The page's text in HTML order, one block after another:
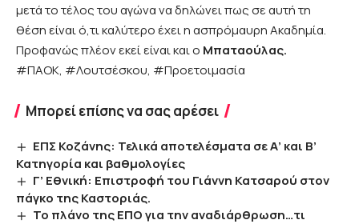
μετά το τέλος του αγώνα να δηλώνει πως σε αυτή τη
θέση είναι ό,τι καλύτερο έχει η ασπρόμαυρη Ακαδημία.
Προφανώς πλέον εκεί είναι και ο Μπαταούλας.
#ΠΑΟΚ, #Λουτσέσκου, #Προετοιμασία
Μπορεί επίσης να σας αρέσει
ΕΠΣ Κοζάνης: Τελικά αποτελέσματα σε Α’ και Β’
Κατηγορία και βαθμολογίες
Γ’ Εθνική: Επιστροφή του Γιάννη Κατσαρού στον
πάγκο της Καστοριάς.
Το πλάνο της ΕΠΟ για την αναδιάρθρωση…τι